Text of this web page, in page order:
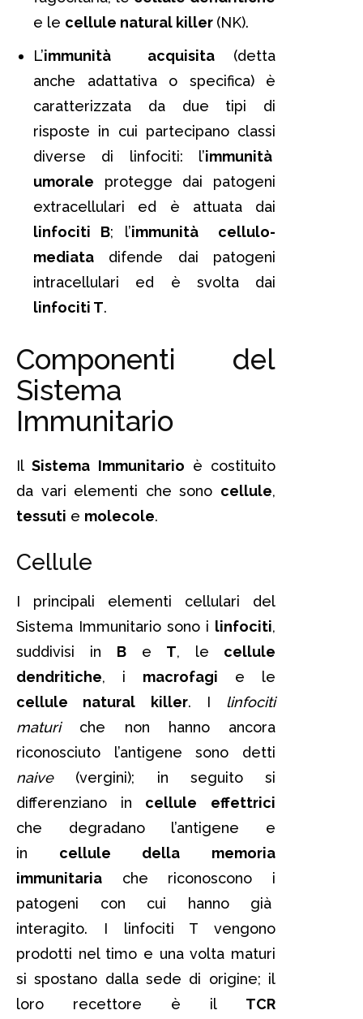
e le cellule natural killer (NK).
L’immunità acquisita(detta
anche adattativa o specifica) è
caratterizzata da due tipi di
risposte in cui partecipano classi
diverse di linfociti: l’immunità
umorale protegge dai patogeni
extracellulari ed è attuata dai
linfociti B; l’immunità cellulo-
mediata difende dai patogeni
intracellulari ed è svolta dai
linfociti T.
Componenti del
Sistema
Immunitario
IlSistema Immunitario è costituito
da vari elementi che sono cellule,
tessuti e molecole.
Cellule
I principali elementi cellulari del
Sistema Immunitario sono i linfociti,
suddivisi in Be T, le cellule
dendritiche, i macrofagi e le
cellule natural killer. I linfociti
maturiche non hanno ancora
riconosciuto l’antigene sono detti
naive(vergini); in seguito si
differenziano in cellule
effettrici
che degradano l’antigene e
in cellule della
memoria
immunitaria che riconoscono i
patogeni con cui hanno già
interagito. I linfociti T vengono
prodotti nel timo e una volta maturi
si spostano dalla sede di origine; il
loro recettore è il TCR